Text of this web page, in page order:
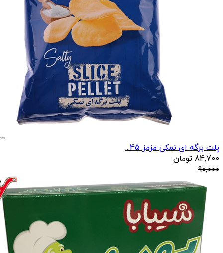
پلت برگه ای نمکی مزمز 45...
84,700 تومان
90,000